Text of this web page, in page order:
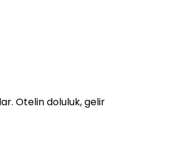
Otelin doluluk, gelir